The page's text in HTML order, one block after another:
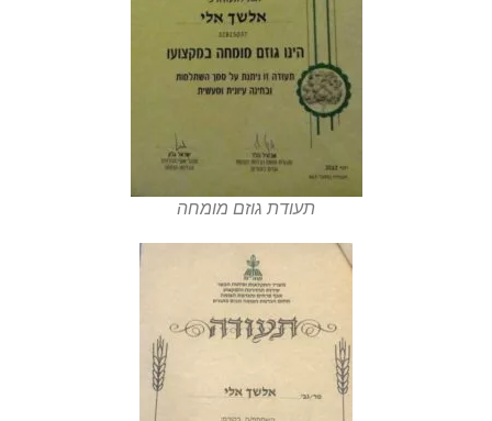
תעודת גוזם מומחה